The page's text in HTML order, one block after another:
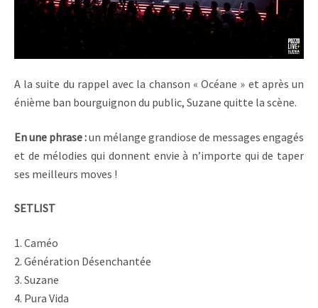
A la suite du rappel avec la chanson « Océane » et après un
énième ban bourguignon du public, Suzane quitte la scène.
En une phrase :un mélange grandiose de messages engagés
et de mélodies qui donnent envie à n’importe qui de taper
ses meilleurs moves !
SETLIST
1. Caméo
2. Génération Désenchantée
3. Suzane
4. Pura Vida